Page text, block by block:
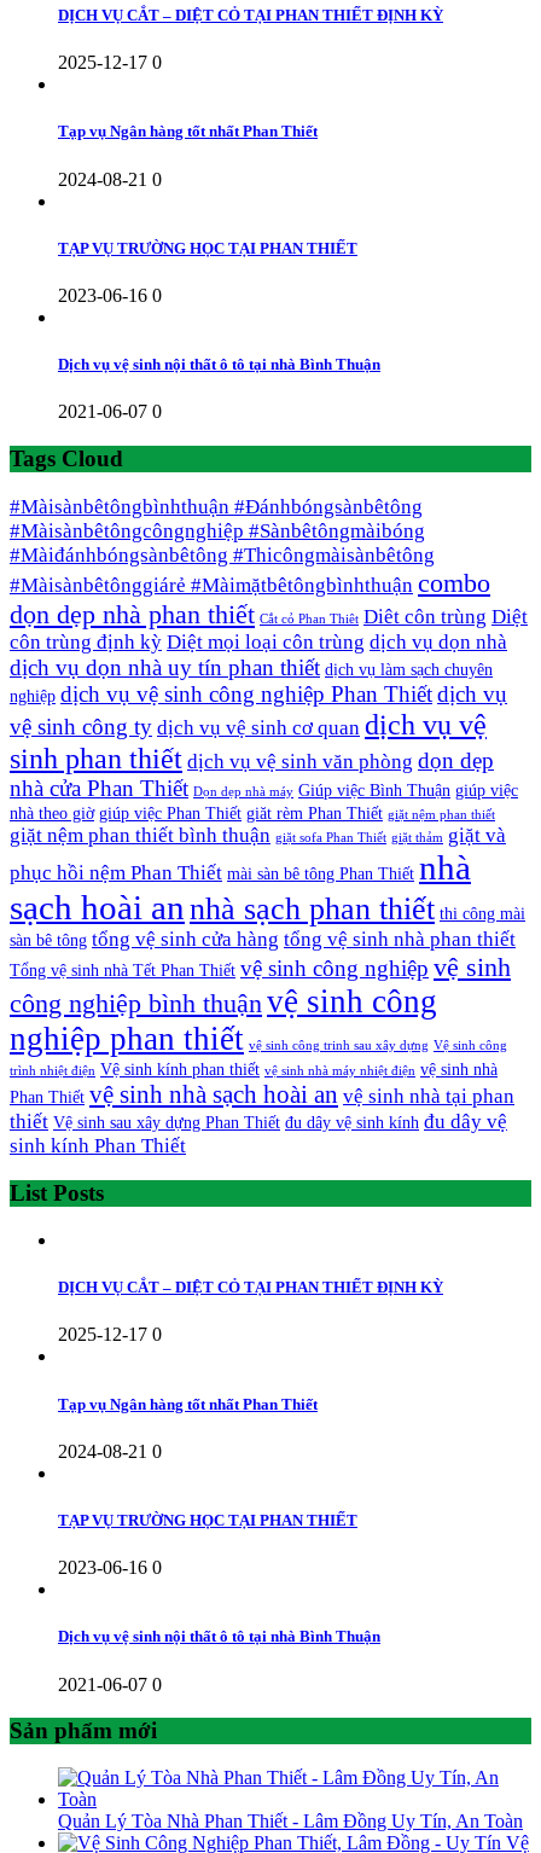
DỊCH VỤ CẮT – DIỆT CỎ TẠI PHAN THIẾT ĐỊNH KỲ
2025-12-17 0
Tạp vụ Ngân hàng tốt nhất Phan Thiết
2024-08-21 0
TẠP VỤ TRƯỜNG HỌC TẠI PHAN THIẾT
2023-06-16 0
Dịch vụ vệ sinh nội thất ô tô tại nhà Bình Thuận
2021-06-07 0
Tags Cloud
#Màisànbêtôngbìnhthuận #Đánhbóngsànbêtông
#Màisànbêtôngcôngnghiệp #Sànbêtôngmàibóng
#Màiđánhbóngsànbêtông #Thicôngmàisànbêtông
#Màisànbêtônggiárẻ #Màimặtbêtôngbìnhthuận combo
dọn dẹp nhà phan thiết Cắt cỏ Phan Thiêt Diêt côn trùng Diệt
côn trùng định kỳ Diệt mọi loại côn trùng dịch vụ dọn nhà
dịch vụ dọn nhà uy tín phan thiết dịch vụ làm sạch chuyên
nghiệp dịch vụ vệ sinh công nghiệp Phan Thiếtdịch vụ
vệ sinh công ty dịch vụ vệ sinh cơ quan dịch vụ vệ
sinh phan thiết dịch vụ vệ sinh văn phòng dọn dẹp
nhà cửa Phan Thiết Dọn dẹp nhà máy Giúp việc Bình Thuận giúp việc
nhà theo giờ giúp việc Phan Thiết giăt rèm Phan Thiết giặt nệm phan thiết
giặt nệm phan thiết bình thuận giặt sofa Phan Thiết giặt thảm giặt và
phục hồi nệm Phan Thiết mài sàn bê tông Phan Thiết nhà
sạch hoài an nhà sạch phan thiết thi công mài
sàn bê tông tổng vệ sinh cửa hàng tổng vệ sinh nhà phan thiết
Tổng vệ sinh nhà Tết Phan Thiết vệ sinh công nghiệp vệ sinh
công nghiệp bình thuận vệ sinh công
nghiệp phan thiết vệ sinh công trinh sau xây dựng Vệ sinh công
trình nhiệt điện Vệ sinh kính phan thiết vệ sinh nhà máy nhiệt điện vệ sinh nhà
Phan Thiết vệ sinh nhà sạch hoài an vệ sinh nhà tại phan
thiết Vệ sinh sau xây dựng Phan Thiết đu dây vệ sinh kính đu dây vệ
sinh kính Phan Thiết
List Posts
DỊCH VỤ CẮT – DIỆT CỎ TẠI PHAN THIẾT ĐỊNH KỲ
2025-12-17 0
Tạp vụ Ngân hàng tốt nhất Phan Thiết
2024-08-21 0
TẠP VỤ TRƯỜNG HỌC TẠI PHAN THIẾT
2023-06-16 0
Dịch vụ vệ sinh nội thất ô tô tại nhà Bình Thuận
2021-06-07 0
Sản phẩm mới
Quản Lý Tòa Nhà Phan Thiết - Lâm Đồng Uy Tín, An Toàn
Vệ